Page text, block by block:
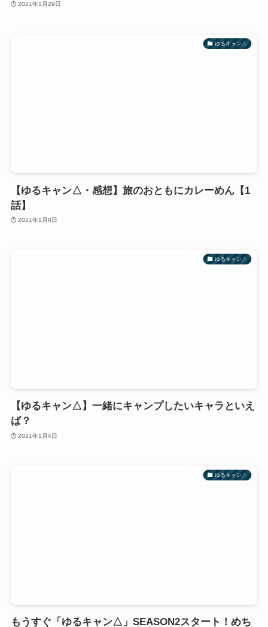
2021年1月29日
ゆるキャン△
【ゆるキャン△・感想】旅のおともにカレーめん【1
話】
2021年1月8日
ゆるキャン△
【ゆるキャン△】一緒にキャンプしたいキャラといえ
ば？
2021年1月4日
ゆるキャン△
もうすぐ「ゆるキャン△」SEASON2スタート！めち